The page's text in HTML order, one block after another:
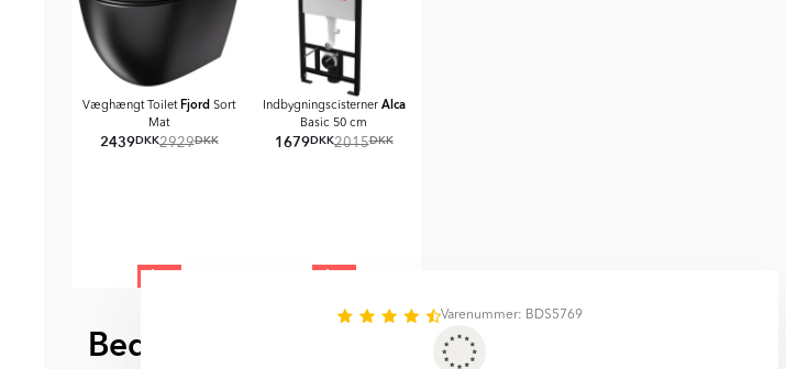
Væghængt ToiletFjord Sort
Mat
2439DKK2929DKK
1 st
Indbygningscisterner Alca
Basic 50 cm
1679DKK2015DKK
1 st
Bedre sammen BEDST AT KOMBINERE MED
Varenummer: BDS5769